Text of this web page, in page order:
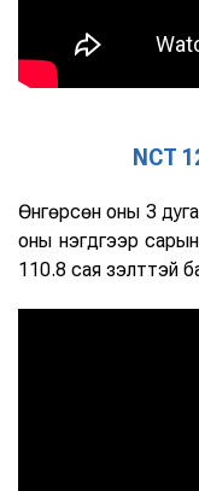
NCT
Өнгөрсөн оны 3
оны нэгдүгээр
110.8 сая үзэлттэй